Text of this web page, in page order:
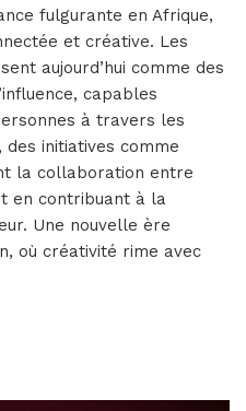
fulgurante en Afrique,
et créative. Les
aujourd’hui comme des
capables
à travers les
des initiatives comme
la collaboration entre
en contribuant à la
Une nouvelle ère
où créativité rime avec